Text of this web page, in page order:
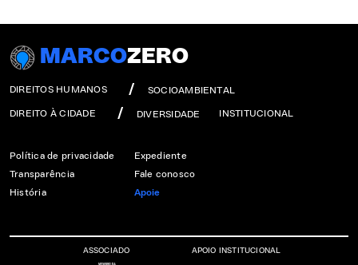
MARCOZERO
DIREITOS HUMANOS SOCIOAMBIENTAL
DIREITO À CIDADE DIVERSIDADE INSTITUCIONAL
Política de privacidade
Transparência
História
Expediente
Fale conosco
Apoie
ASSOCIADO APOIO INSTITUCIONAL